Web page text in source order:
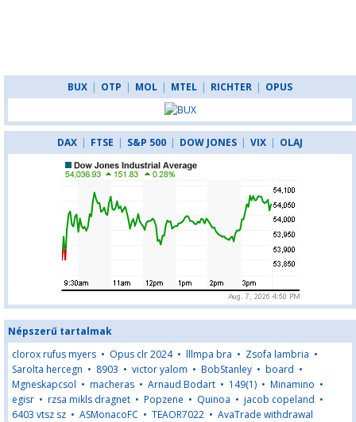
BUX | OTP | MOL | MTEL | RICHTER | OPUS
DAX | FTSE | S&P 500 | DOW JONES | VIX | OLAJ
Népszerű tartalmak
clorox rufus myers • Opus clr 2024• lllmpa bra • Zsofa lambria •
Sarolta hercegn • 8903 • victor yalom • BobStanley • board •
Mgneskapcsol • macheras • Arnaud Bodart • 149(1) • Minamino •
egisr • rzsa mikls dragnet • Popzene • Quinoa • jacob copeland •
6403 vtsz sz • ASMonacoFC • TEAOR7022 • AvaTrade withdrawal